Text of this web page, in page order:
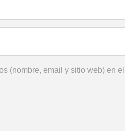
(nombre, email y sitio web) en